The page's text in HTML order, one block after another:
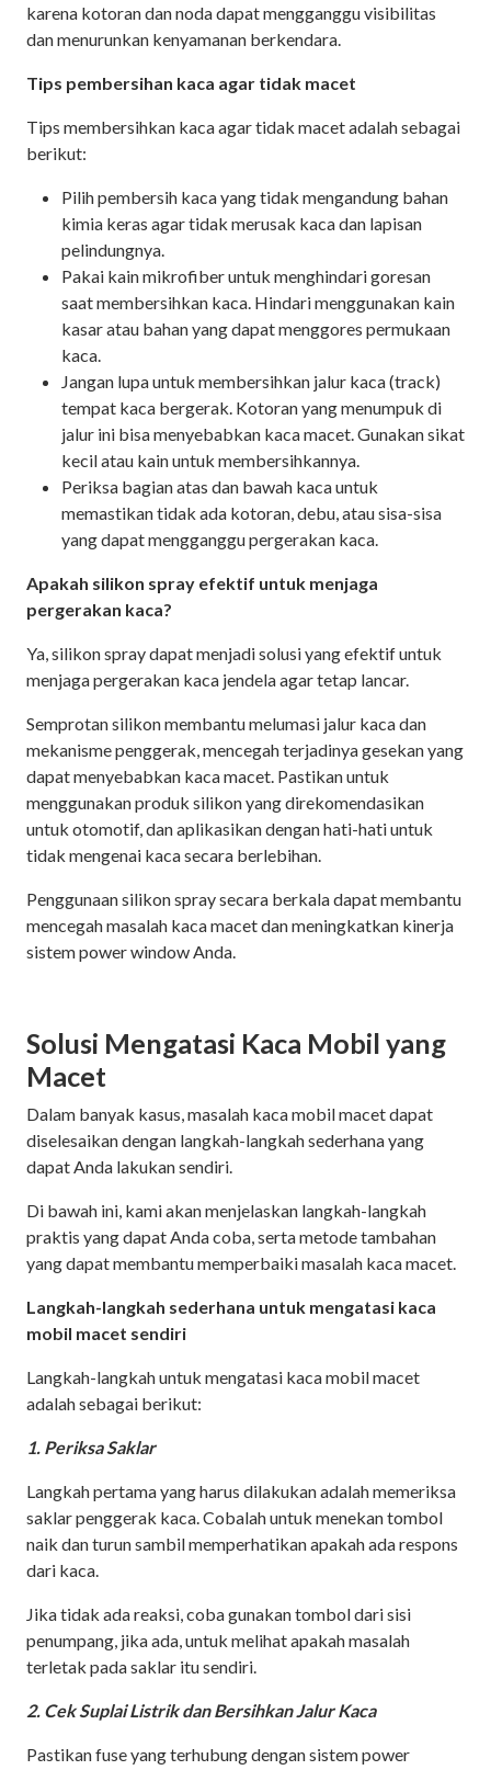
karena kotoran dan noda dapat mengganggu visibilitas
dan menurunkan kenyamanan berkendara.
Tips pembersihan kaca agar tidak macet
Tips membersihkan kaca agar tidak macet adalah sebagai
berikut:
Pilih pembersih kaca yang tidak mengandung bahan
kimia keras agar tidak merusak kaca dan lapisan
pelindungnya.
Pakai kain mikrofiber untuk menghindari goresan
saat membersihkan kaca. Hindari menggunakan kain
kasar atau bahan yang dapat menggores permukaan
kaca.
Jangan lupa untuk membersihkan jalur kaca (track)
tempat kaca bergerak. Kotoran yang menumpuk di
jalur ini bisa menyebabkan kaca macet. Gunakan sikat
kecil atau kain untuk membersihkannya.
Periksa bagian atas dan bawah kaca untuk
memastikan tidak ada kotoran, debu, atau sisa-sisa
yang dapat mengganggu pergerakan kaca.
Apakah silikon spray efektif untuk menjaga
pergerakan kaca?
Ya, silikon spray dapat menjadi solusi yang efektif untuk
menjaga pergerakan kaca jendela agar tetap lancar.
Semprotan silikon membantu melumasi jalur kaca dan
mekanisme penggerak, mencegah terjadinya gesekan yang
dapat menyebabkan kaca macet. Pastikan untuk
menggunakan produk silikon yang direkomendasikan
untuk otomotif, dan aplikasikan dengan hati-hati untuk
tidak mengenai kaca secara berlebihan.
Penggunaan silikon spray secara berkala dapat membantu
mencegah masalah kaca macet dan meningkatkan kinerja
sistem power window Anda.
Solusi Mengatasi Kaca Mobil yang
Macet
Dalam banyak kasus, masalah kaca mobil macet dapat
diselesaikan dengan langkah-langkah sederhana yang
dapat Anda lakukan sendiri.
Di bawah ini, kami akan menjelaskan langkah-langkah
praktis yang dapat Anda coba, serta metode tambahan
yang dapat membantu memperbaiki masalah kaca macet.
Langkah-langkah sederhana untuk mengatasi kaca
mobil macet sendiri
Langkah-langkah untuk mengatasi kaca mobil macet
adalah sebagai berikut:
1. Periksa Saklar
Langkah pertama yang harus dilakukan adalah memeriksa
saklar penggerak kaca. Cobalah untuk menekan tombol
naik dan turun sambil memperhatikan apakah ada respons
dari kaca.
Jika tidak ada reaksi, coba gunakan tombol dari sisi
penumpang, jika ada, untuk melihat apakah masalah
terletak pada saklar itu sendiri.
2. Cek Suplai Listrik dan Bersihkan Jalur Kaca
Pastikan fuse yang terhubung dengan sistem power